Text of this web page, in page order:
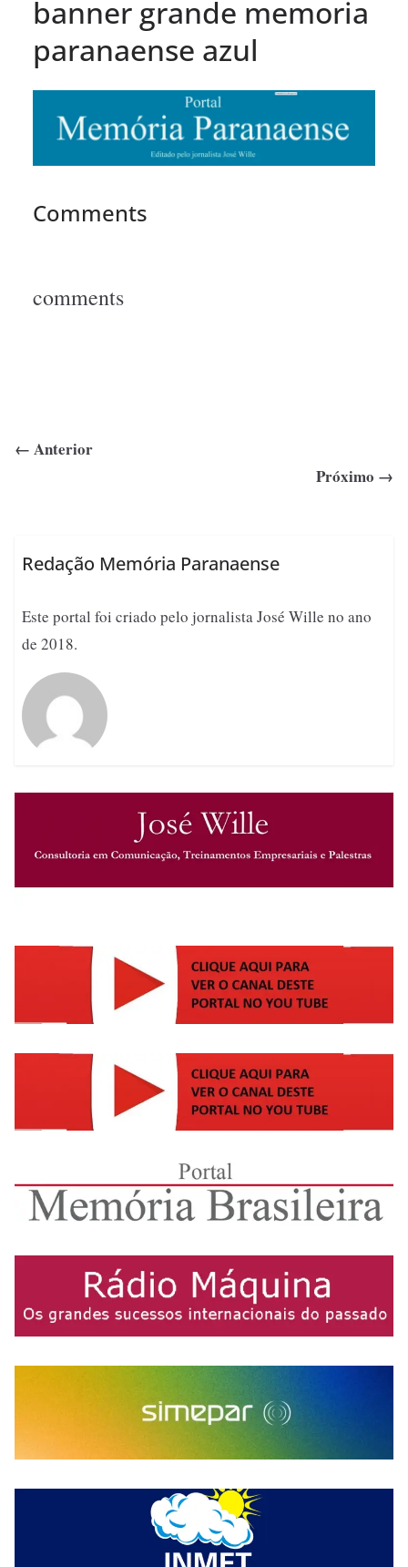
banner grande memoria
paranaense azul
Comments
comments
← Anterior
Próximo →
Redação Memória Paranaense
Este portal foi criado pelo jornalista José Wille no ano
de 2018.